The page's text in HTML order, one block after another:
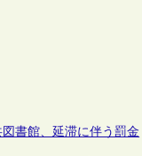
書館、延滞に伴う罰金